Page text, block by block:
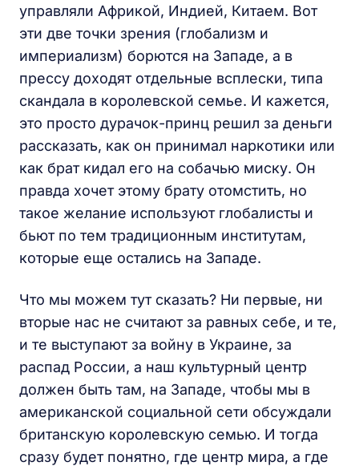
управляли Африкой, Индией, Китаем. Вот
эти две точки зрения (глобализм и
империализм) борются на Западе, а в
прессу доходят отдельные всплески, типа
скандала в королевской семье. И кажется,
это просто дурачок-принц решил за деньги
рассказать, как он принимал наркотики или
как брат кидал его на собачью миску. Он
правда хочет этому брату отомстить, но
такое желание используют глобалисты и
бьют по тем традиционным институтам,
которые еще остались на Западе.
Что мы можем тут сказать? Ни первые, ни
вторые нас не считают за равных себе, и те,
и те выступают за войну в Украине, за
распад России, а наш культурный центр
должен быть там, на Западе, чтобы мы в
американской социальной сети обсуждали
британскую королевскую семью. И тогда
сразу будет понятно, где центр мира, а где